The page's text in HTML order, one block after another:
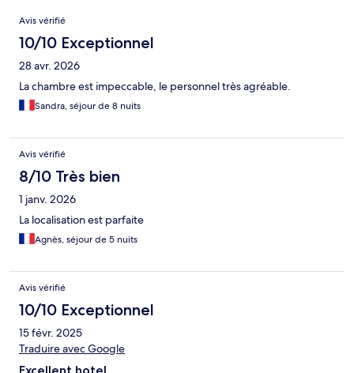
Avis
Avis vérifié
10/10 Exceptionnel
28 avr. 2026
La chambre est impeccable, le personnel très agréable.
Sandra, séjour de 8 nuits
Avis vérifié
8/10 Très bien
1 janv. 2026
La localisation est parfaite
Agnès, séjour de 5 nuits
Avis vérifié
10/10 Exceptionnel
15 févr. 2025
Traduire avec Google